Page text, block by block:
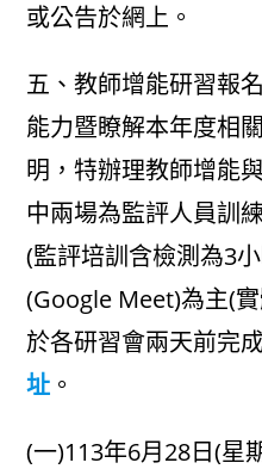
或公告於網上。
五、教師增能研習報
能力暨瞭解本年度相
明，特辦理教師增能
中兩場為監評人員訓
(監評培訓含檢測為3
(Google Meet)為主(
於各研習會兩天前完
址 。
(一)113年6月28日(星